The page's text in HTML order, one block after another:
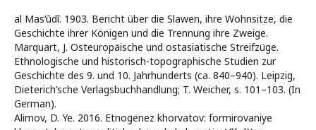
al Mas‘ūdī. 1903. Bericht über die Slawen, ihre Wohnsitze, die
Geschichte ihrer Königen und die Trennung ihre Zweige.
Marquart, J. Osteuropäische und ostasiatische Streifzüge.
Ethnologische und historisch-topographische Studien zur
Geschichte des 9. und 10. Jahrhunderts (ca. 840–940). Leipzig,
Dieterich’sche Verlagsbuchhandlung; T. Weicher, s. 101–103. (In
German).
Alimov, D. Ye. 2016. Etnogenez khorvatov: formirovaniye